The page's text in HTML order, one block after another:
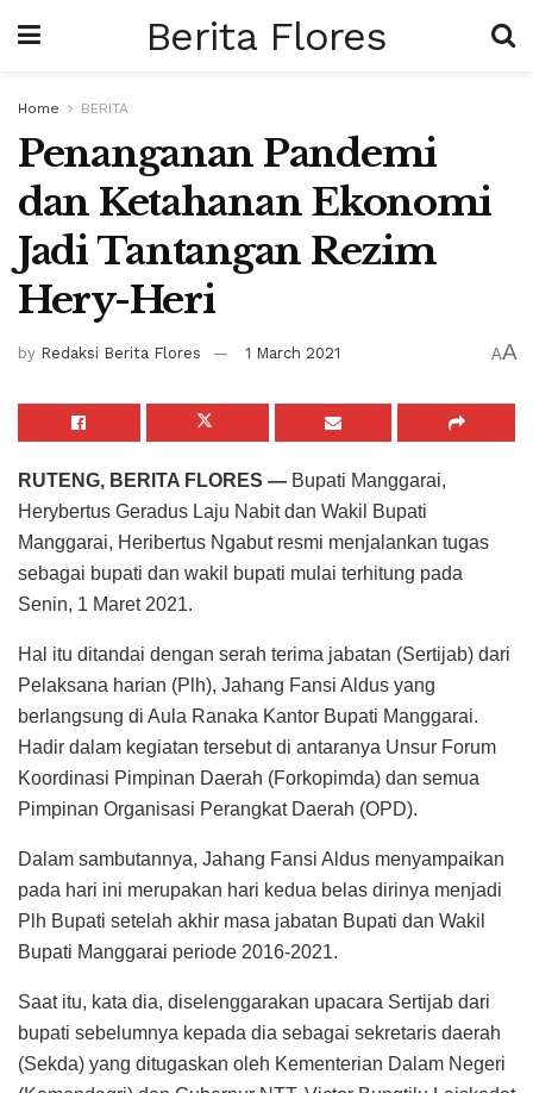
Berita Flores
Home BERITA
Penanganan Pandemi
dan Ketahanan Ekonomi
Jadi Tantangan Rezim
Hery-Heri
by Redaksi Berita Flores 1 March 2021 AA
RUTENG, BERITA FLORES — Bupati Manggarai,
Herybertus Geradus Laju Nabit dan Wakil Bupati
Manggarai, Heribertus Ngabut resmi menjalankan tugas
sebagai bupati dan wakil bupati mulai terhitung pada
Senin, 1 Maret 2021.
Hal itu ditandai dengan serah terima jabatan (Sertijab) dari
Pelaksana harian (Plh), Jahang Fansi Aldus yang
berlangsung di Aula Ranaka Kantor Bupati Manggarai.
Hadir dalam kegiatan tersebut di antaranya Unsur Forum
Koordinasi Pimpinan Daerah (Forkopimda) dan semua
Pimpinan Organisasi Perangkat Daerah (OPD).
Dalam sambutannya, Jahang Fansi Aldus menyampaikan
pada hari ini merupakan hari kedua belas dirinya menjadi
Plh Bupati setelah akhir masa jabatan Bupati dan Wakil
Bupati Manggarai periode 2016-2021.
Saat itu, kata dia, diselenggarakan upacara Sertijab dari
bupati sebelumnya kepada dia sebagai sekretaris daerah
(Sekda) yang ditugaskan oleh Kementerian Dalam Negeri